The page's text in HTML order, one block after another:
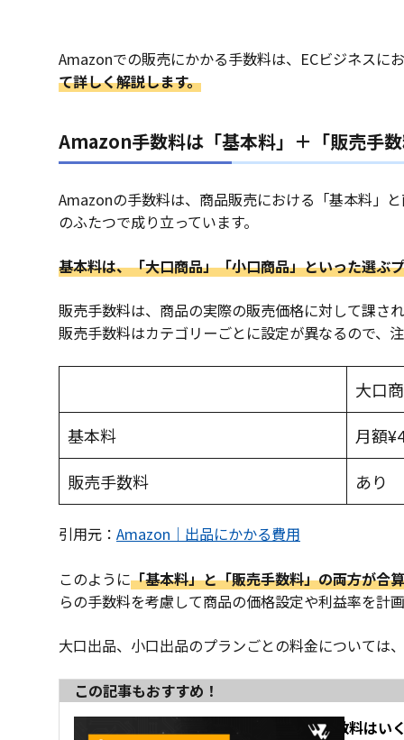
Amazonでの販売にかかる手数料は、ECビジネスに
て詳しく解説します。
Amazon手数料は「基本料」＋「販売手
Amazonの手数料は、商品販売における「基本料」
のふたつで成り立っています。
基本料は、「大口商品」「小口商品」といった選ぶ
販売手数料は、商品の実際の販売価格に対して課さ
販売手数料はカテゴリーごとに設定が異なるので、
大口
基本料
月額
販売手数料
あり
引用元： Amazon｜出品にかかる費用
このように「基本料」と「販売手数料」の両方が合
らの手数料を考慮して商品の価格設定や利益率を計
大口出品、小口出品のプランごとの料金については
この記事もおすすめ！
Amazonの出品手数料はい